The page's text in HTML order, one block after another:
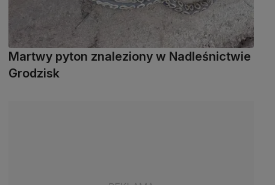
Martwy pyton znaleziony w Nadleśnictwie
Grodzisk